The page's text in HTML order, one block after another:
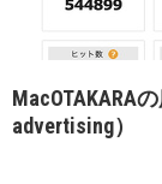
MacOTAKARA
advertising）